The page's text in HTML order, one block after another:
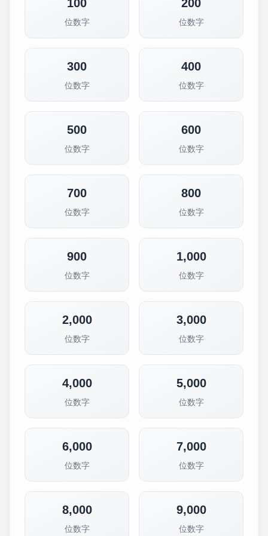
100
位数字
200
位数字
300
位数字
400
位数字
500
位数字
600
位数字
700
位数字
800
位数字
900
位数字
1,000
位数字
2,000
位数字
3,000
位数字
4,000
位数字
5,000
位数字
6,000
位数字
7,000
位数字
8,000
位数字
9,000
位数字